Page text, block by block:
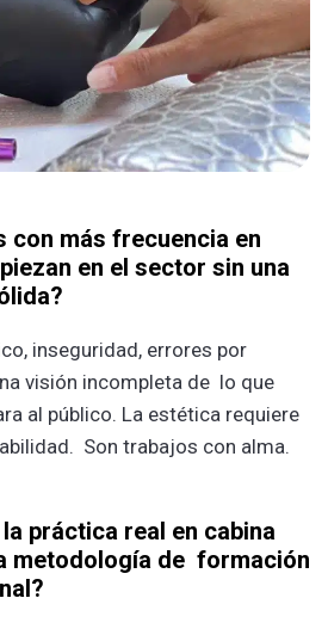
con más frecuencia en
en el sector sin una
inseguridad, errores por
visión incompleta de lo que
al público. La estética requiere
Son trabajos con alma.
práctica real en cabina
metodología de formación